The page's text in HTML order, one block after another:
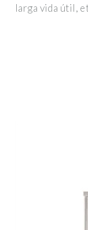
larga vida útil,